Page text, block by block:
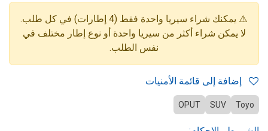
⚠️ يمكنك شراء سيريا واحدة فقط (4 إطارات) في كل طلب.
لا يمكن شراء أكثر من سيريا واحدة أو نوع إطار مختلف في
نفس الطلب.
Toyo
SUV
OPUT